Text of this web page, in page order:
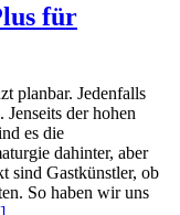
für
planbar. Jedenfalls
Jenseits der hohen
es die
dahinter, aber
sind Gastkünstler, ob
So haben wir uns